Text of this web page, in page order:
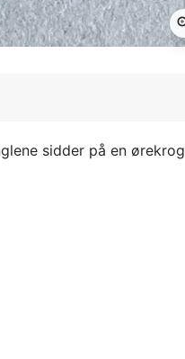
sidder på en